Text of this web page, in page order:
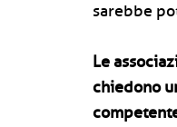
sarebbe
Le
chiedono